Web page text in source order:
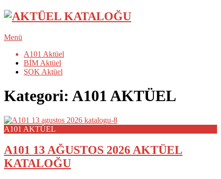
Menü
A101 Aktüel
BİM Aktüel
ŞOK Aktüel
Kategori: A101 AKTÜEL
A101 AKTÜEL
A101 13 AĞUSTOS 2026 AKTÜEL
KATALOĞU